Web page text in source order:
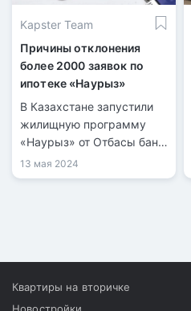
Kapster Team
Причины отклонения
более 2000 заявок по
ипотеке «Наурыз»
В Казахстане запустили
жилищную программу
«Наурыз» от Отбасы банк,
по которой приняли около
9000 заявок.
13 мая 2024
Квартиры на вторичке